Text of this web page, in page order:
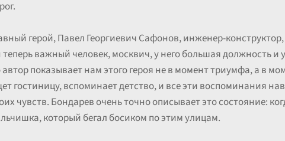
герой, Павел Георгиевич Сафонов, инженер-
важный человек, москвич, у него большая должность
показывает нам этого героя не в момент триумфа, а в
гостиницу, вспоминает детство, и все эти воспоминания
чувств. Бондарев очень точно описывает это состояние:
который бегал босиком по этим улицам.